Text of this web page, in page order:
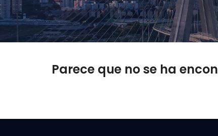
Parece que no se ha